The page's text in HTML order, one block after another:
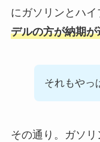
にガソリンとハイ
デルの方が納期が
それもやっ
その通り。ガソ